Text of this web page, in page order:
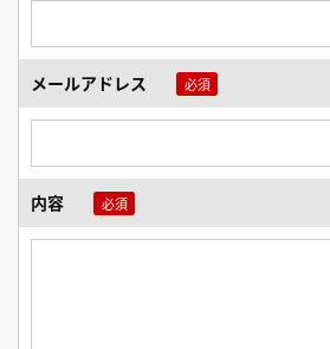
メールアドレス
内容